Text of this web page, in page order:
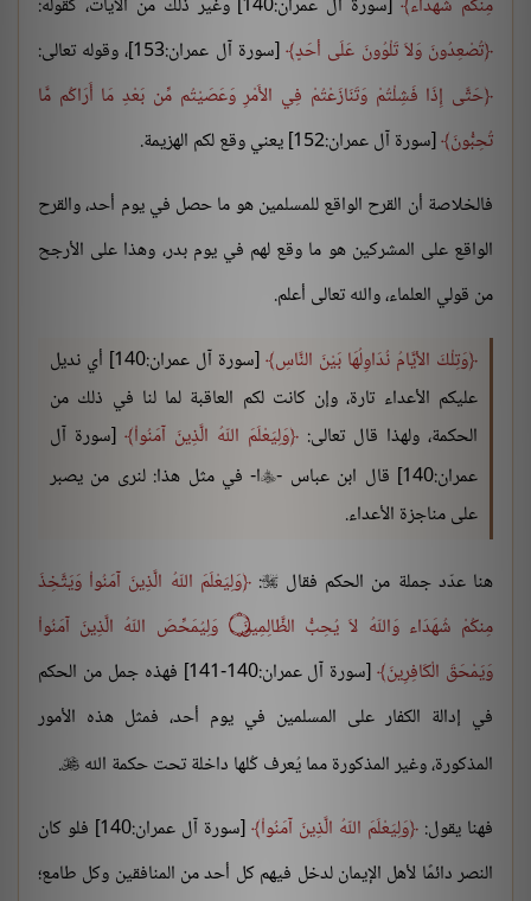
تُصْعِدُونَ وَلاَ تَلْوُونَ عَلَى أحَدٍ [سورة آل عمران:153]، وقوله تعالى:
حَتَّى إِذَا فَشِلْتُمْ وَتَنَازَعْتُمْ فِي الأَمْرِ وَعَصَيْتُم مِّن بَعْدِ مَا أَرَاكُم مَّا
تُحِبُّونَ [سورة آل عمران:152] يعني وقع لكم الهزيمة.
فالخلاصة أن القرح الواقع للمسلمين هو ما حصل في يوم أحد، والقرح
الواقع على المشركين هو ما وقع لهم في يوم بدر، وهذا على الأرجح
من قولي العلماء، والله تعالى أعلم.
وَتِلْكَ الأيَّامُ نُدَاوِلُهَا بَيْنَ النَّاسِ
[سورة آل عمران:140] أي نديل
عليكم الأعداء تارة، وإن كانت لكم العاقبة لما لنا في ذلك من
الحكمة، ولهذا قال تعالى: وَلِيَعْلَمَ اللّهُ الَّذِينَ آمَنُواْ [سورة آل
عمران:140] قال ابن عباس -
ا- في مثل هذا: لنرى من يصبر
على مناجزة الأعداء.
هنا عدّد جملة من الحكم فقال
: وَلِيَعْلَمَ اللّهُ الَّذِينَ آمَنُواْ وَيَتَّخِذَ
مِنكُمْ شُهَدَاء وَاللّهُ لاَ يُحِبُّ الظَّالِمِينَ ۝ وَلِيُمَحِّصَ اللّهُ الَّذِينَ آمَنُواْ
وَيَمْحَقَ الْكَافِرِينَ
[سورة آل عمران:140-141] فهذه جمل من الحكم
في إدالة الكفار على المسلمين في يوم أحد، فمثل هذه الأمور
المذكورة، وغير المذكورة مما يُعرف كُلها داخلة تحت حكمة الله 
.
فهنا يقول: وَلِيَعْلَمَ اللّهُ الَّذِينَ آمَنُواْ
[سورة آل عمران:140] فلو كان
النصر دائمًا لأهل الإيمان لدخل فيهم كل أحد من المنافقين وكل طامع؛